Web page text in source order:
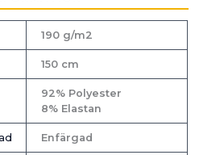
190 g/m2
150 cm
92% Polyester
8% Elastan
Enfärgad